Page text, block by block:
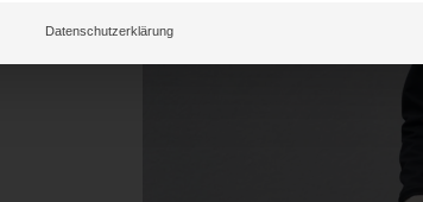
Datenschutzerklärung